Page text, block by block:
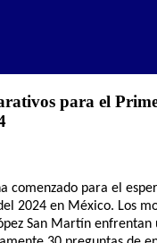
para el
comenzado para el
2024 en México. Los
San Martín enfrentan